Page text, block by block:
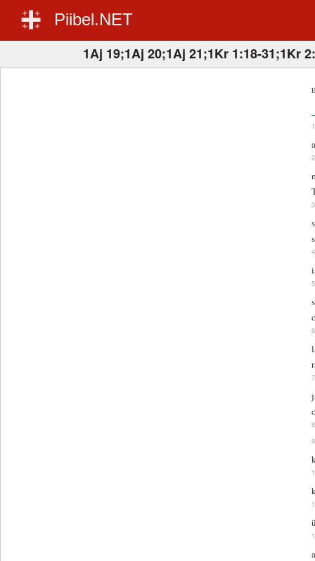
Piibel.NET
1Aj 19;1Aj 20;1Aj 21;1Kr 1:18-31;1Kr
1
2
3
4
5
6
7
8
9